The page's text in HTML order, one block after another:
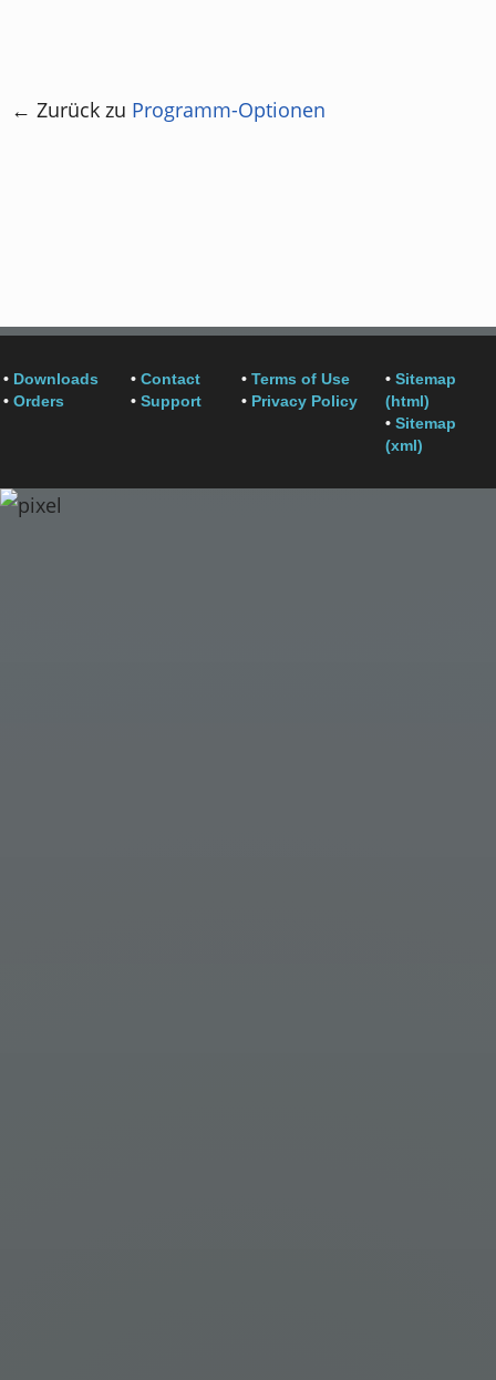
← Zurück zu Programm-Optionen
• Downloads
• Orders
• Contact
• Support
• Terms of Use
• Privacy Policy
• Sitemap
(html)
• Sitemap
(xml)